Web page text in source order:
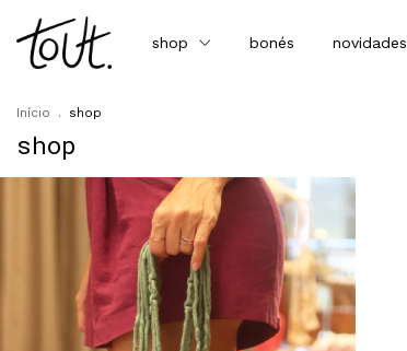
shop bonés novidades
Início . shop
shop